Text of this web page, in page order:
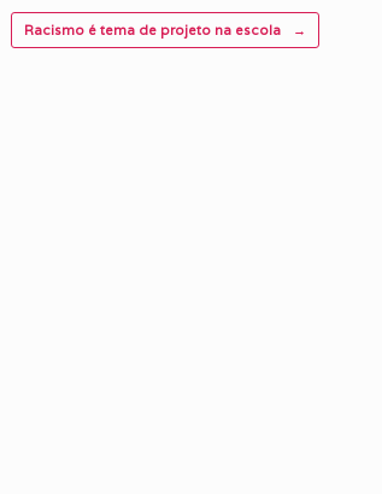
Racismo é tema de projeto na escola →